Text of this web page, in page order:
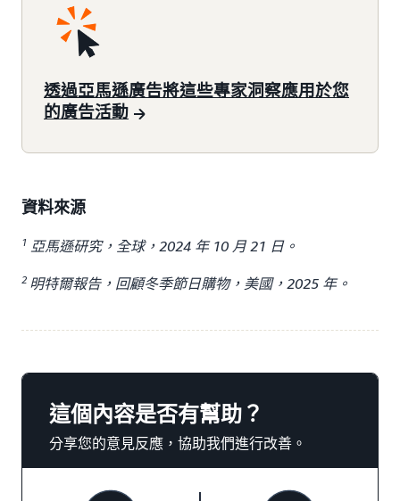
透過亞馬遜廣告將這些專家洞察應用於您
的廣告活動
資料來源
1 亞馬遜研究，全球，2024 年 10 月 21 日。
2 明特爾報告，回顧冬季節日購物，美國，2025 年。
這個內容是否有幫助？
分享您的意見反應，協助我們進行改善。